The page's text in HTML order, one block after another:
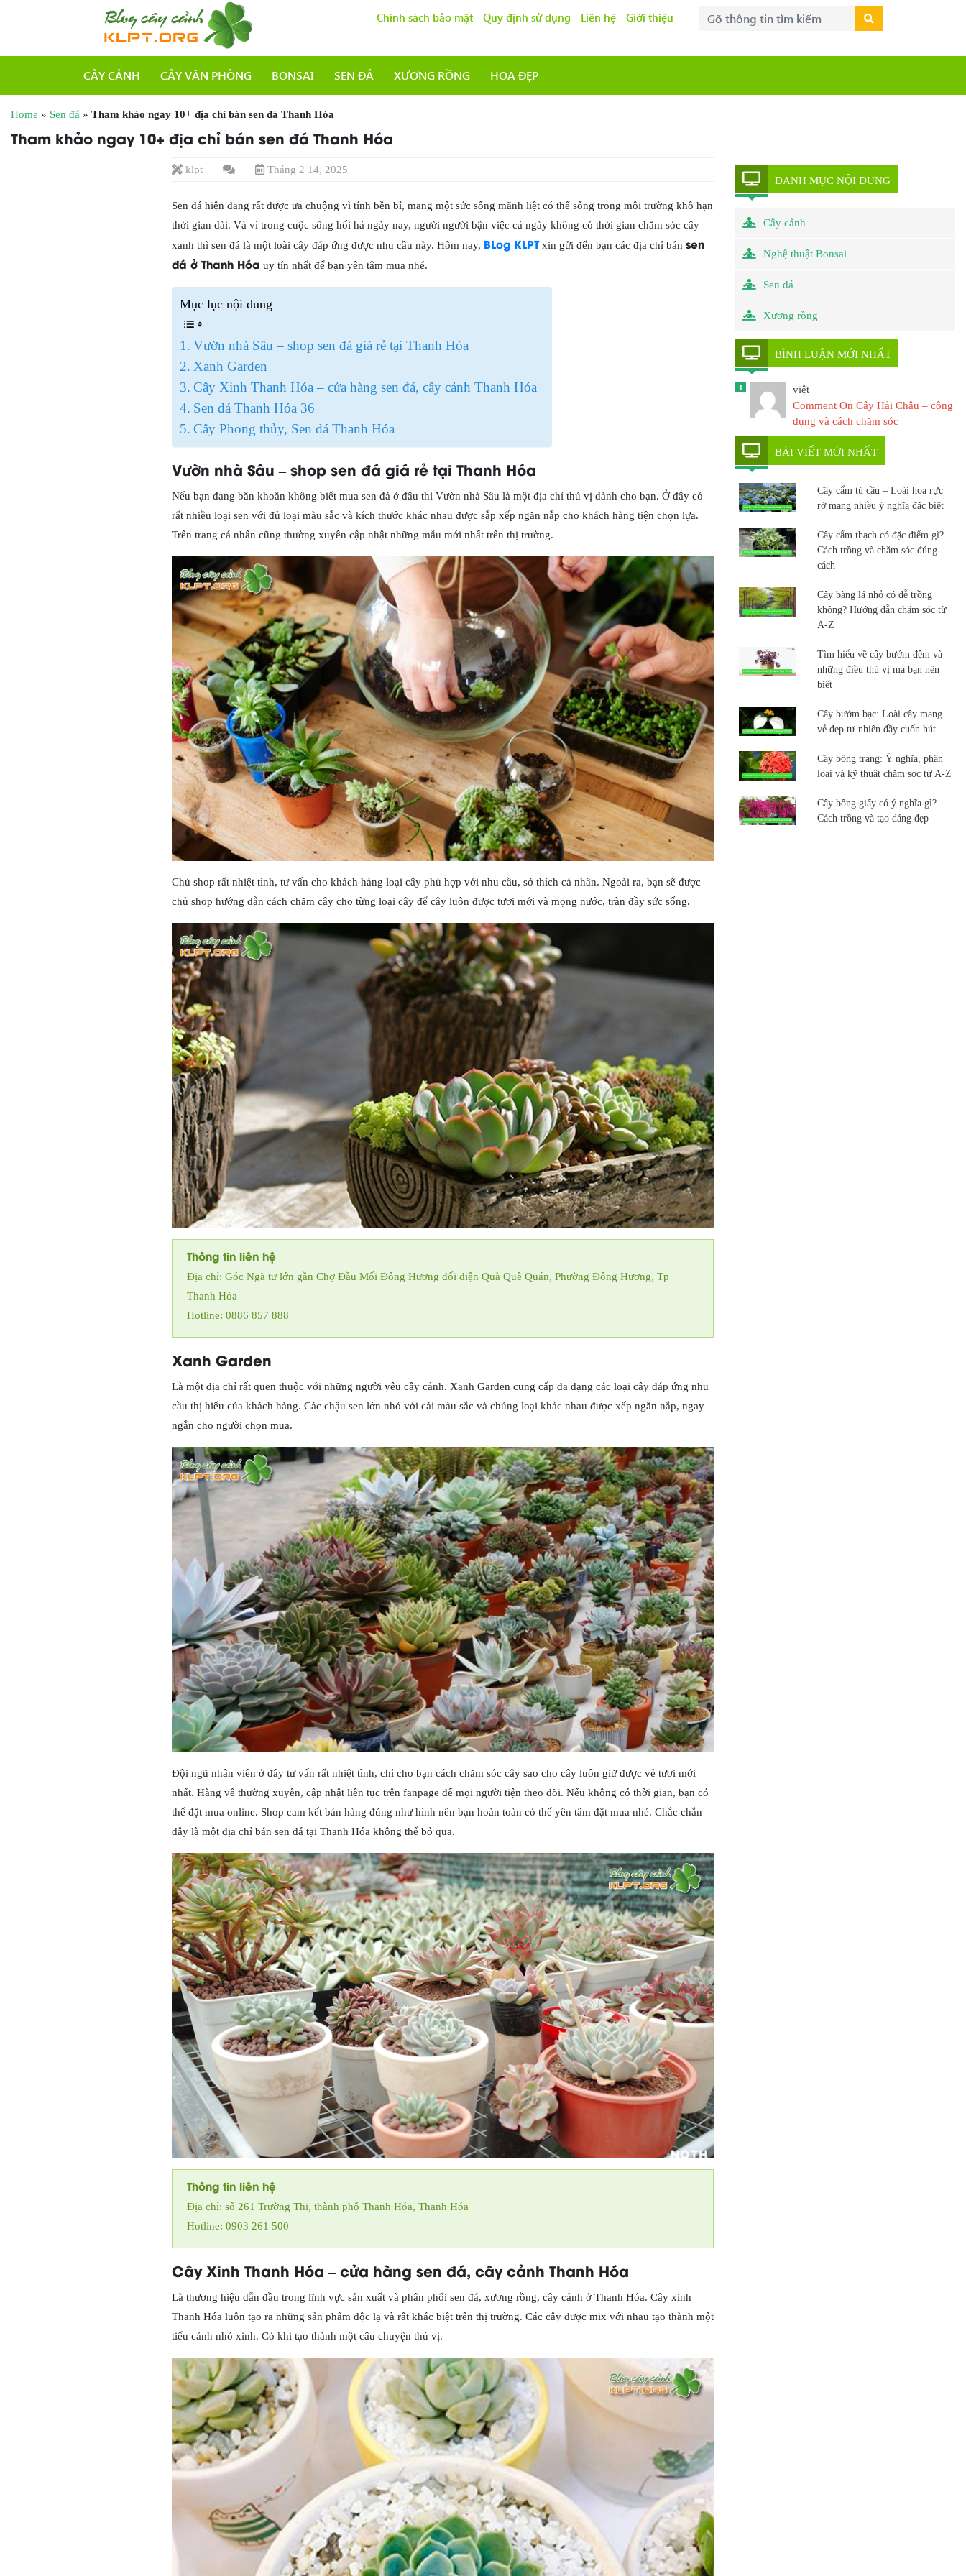
Chính sách bảo mật Quy định sử dụng Liên hệ Giới thiệu
CÂY CẢNH CÂY VĂN PHÒNG BONSAI SEN ĐÁ XƯƠNG RỒNG HOA ĐẸP
Home » Sen đá » Tham khảo ngay 10+ địa chỉ bán sen đá Thanh Hóa
Tham khảo ngay 10+ địa chỉ bán sen đá Thanh Hóa
klpt Tháng 2 14, 2025
Sen đá hiện đang rất được ưa chuộng vì tính bền bỉ, mang một sức sống mãnh liệt có thể sống trong môi trường khô hạn
thời gian dài. Và vì trong cuộc sống hối hả ngày nay, người người bận việc cả ngày không có thời gian chăm sóc cây
xanh thì sen đá là một loài cây đáp ứng được nhu cầu này. Hôm nay, BLog KLPTxin gửi đến bạn các địa chỉ bán sen
đá ở Thanh Hóa uy tín nhất để bạn yên tâm mua nhé.
Mục lục nội dung
Vườn nhà Sâu – shop sen đá giá rẻ tại Thanh Hóa
Xanh Garden
Cây Xinh Thanh Hóa – cửa hàng sen đá, cây cảnh Thanh Hóa
Sen đá Thanh Hóa 36
Cây Phong thủy, Sen đá Thanh Hóa
Vườn nhà Sâu – shop sen đá giá rẻ tại Thanh Hóa
Nếu bạn đang băn khoăn không biết mua sen đá ở đâu thì Vườn nhà Sâu là một địa chỉ thú vị dành cho bạn. Ở đây có
rất nhiều loại sen với đủ loại màu sắc và kích thước khác nhau được sắp xếp ngăn nắp cho khách hàng tiện chọn lựa.
Trên trang cá nhân cũng thường xuyên cập nhật những mẫu mới nhất trên thị trường.
Chủ shop rất nhiệt tình, tư vấn cho khách hàng loại cây phù hợp với nhu cầu, sở thích cá nhân. Ngoài ra, bạn sẽ được
chủ shop hướng dẫn cách chăm cây cho từng loại cây để cây luôn được tươi mới và mọng nước, tràn đầy sức sống.
Thông tin liên hệ
Địa chỉ: Góc Ngã tư lớn gần Chợ Đầu Mối Đông Hương đối diện Quà Quê Quán, Phường Đông Hương, Tp
Thanh Hóa
Hotline: 0886 857 888
Xanh Garden
Là một địa chỉ rất quen thuộc với những người yêu cây cảnh. Xanh Garden cung cấp đa dạng các loại cây đáp ứng nhu
cầu thị hiếu của khách hàng. Các chậu sen lớn nhỏ với cái màu sắc và chủng loại khác nhau được xếp ngăn nắp, ngay
ngắn cho người chọn mua.
Đội ngũ nhân viên ở đây tư vấn rất nhiệt tình, chỉ cho bạn cách chăm sóc cây sao cho cây luôn giữ được vẻ tươi mới
nhất. Hàng về thường xuyên, cập nhật liên tục trên fanpage để mọi người tiện theo dõi. Nếu không có thời gian, bạn có
thể đặt mua online. Shop cam kết bán hàng đúng như hình nên bạn hoàn toàn có thể yên tâm đặt mua nhé. Chắc chắn
đây là một địa chỉ bán sen đá tại Thanh Hóa không thể bỏ qua.
Thông tin liên hệ
Địa chỉ: số 261 Trường Thi, thành phố Thanh Hóa, Thanh Hóa
Hotline: 0903 261 500
Cây Xinh Thanh Hóa – cửa hàng sen đá, cây cảnh Thanh Hóa
Là thương hiệu dẫn đầu trong lĩnh vực sản xuất và phân phối sen đá, xương rồng, cây cảnh ở Thanh Hóa. Cây xinh
Thanh Hóa luôn tạo ra những sản phẩm độc lạ và rất khác biệt trên thị trường. Các cây được mix với nhau tạo thành một
tiểu cảnh nhỏ xinh. Có khi tạo thành một câu chuyện thú vị.
DANH MỤC NỘI DUNG
Cây cảnh
Nghệ thuật Bonsai
Sen đá
Xương rồng
BÌNH LUẬN MỚI NHẤT
1
việt
Comment On Cây Hải Châu – công
dụng và cách chăm sóc
BÀI VIẾT MỚI NHẤT
Cây cẩm tú cầu – Loài hoa rực
rỡ mang nhiều ý nghĩa đặc biệt
Cây cẩm thạch có đặc điểm gì?
Cách trồng và chăm sóc đúng
cách
Cây bàng lá nhỏ có dễ trồng
không? Hướng dẫn chăm sóc từ
A-Z
Tìm hiểu về cây bướm đêm và
những điều thú vị mà bạn nên
biết
Cây bướm bạc: Loài cây mang
vẻ đẹp tự nhiên đầy cuốn hút
Cây bông trang: Ý nghĩa, phân
loại và kỹ thuật chăm sóc từ A-Z
Cây bông giấy có ý nghĩa gì?
Cách trồng và tạo dáng đẹp